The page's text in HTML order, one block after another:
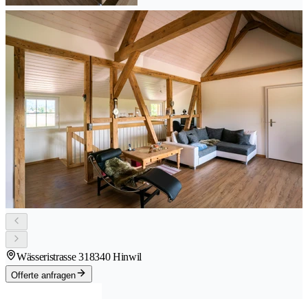
Wässeristrasse 318340 Hinwil
Offerte anfragen